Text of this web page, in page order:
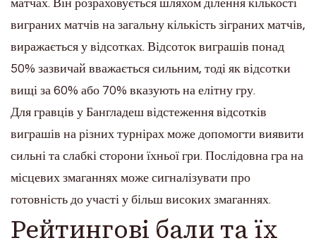
матчах. Він розраховується шляхом ділення кількості
виграних матчів на загальну кількість зіграних матчів,
виражається у відсотках. Відсоток виграшів понад
50% зазвичай вважається сильним, тоді як відсотки
вищі за 60% або 70% вказують на елітну гру.
Для гравців у Бангладеш відстеження відсотків
виграшів на різних турнірах може допомогти виявити
сильні та слабкі сторони їхньої гри. Послідовна гра на
місцевих змаганнях може сигналізувати про
готовність до участі у більш високих змаганнях.
Рейтингові бали та їх